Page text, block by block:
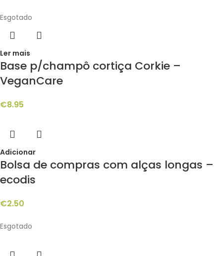
Esgotado
Ler mais
Base p/champô cortiça Corkie –
VeganCare
€8.95
Adicionar
Bolsa de compras com alças longas –
ecodis
€2.50
Esgotado